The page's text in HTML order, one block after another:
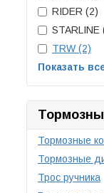
RIDER (2)
STARLINE
TRW (2)
Показать
Тормозные
Тормозные
Трос ручника